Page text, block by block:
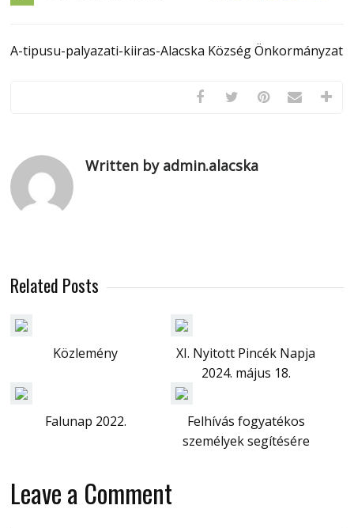
A-tipusu-palyazati-kiiras-Alacska Község Önkormányzat
Written by admin.alacska
Related Posts
Közlemény
XI. Nyitott Pincék Napja
2024. május 18.
Falunap 2022.
Felhívás fogyatékos
személyek segítésére
Leave a Comment